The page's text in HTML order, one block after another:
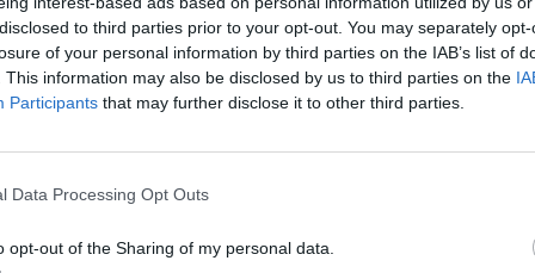
to third parties prior to your opt-out. You may separately
of your personal information by third parties on the IAB’s list of
This information may also be disclosed by us to third parties on the
Participants that may further disclose it to other third parties.
Data Processing Opt Outs
opt-out of the Sharing of my personal data.
(Andrés, 76′), Gerard Roigé, Raúl, Treig, Yassine
Eddahani i Ferran Navarro Estiarte del comitè
dels partidalencs i per a Nelson (40′) dels